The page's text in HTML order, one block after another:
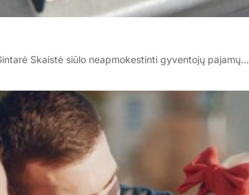
Skaistė siūlo neapmokestinti gyventojų pajamų…